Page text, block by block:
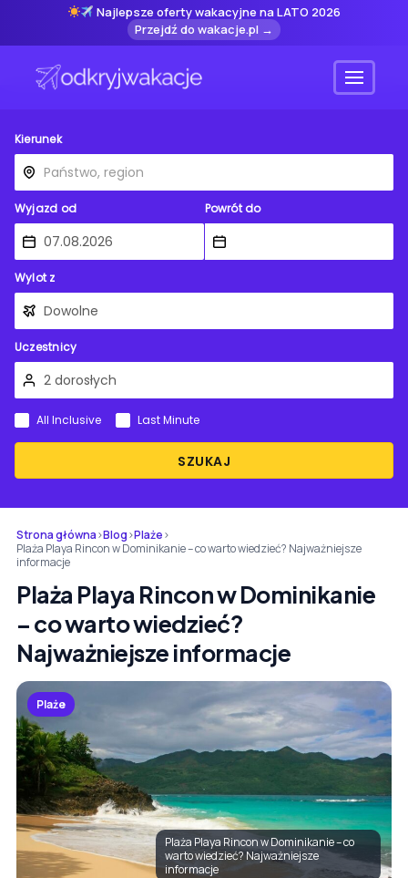
Najlepsze oferty wakacyjne na LATO 2026
Przejdź do wakacje.pl →
Menu
Kierunek
Wyjazd od Powrót do
Wylot z
Uczestnicy
SZUKAJ
All Inclusive Last Minute
Strona główna›Blog›Plaże›
Plaża Playa Rincon w Dominikanie – co warto wiedzieć? Najważniejsze
informacje
Plaża Playa Rincon w Dominikanie
– co warto wiedzieć?
Najważniejsze informacje
Plaże
Plaża Playa Rincon w Dominikanie – co
warto wiedzieć? Najważniejsze
informacje